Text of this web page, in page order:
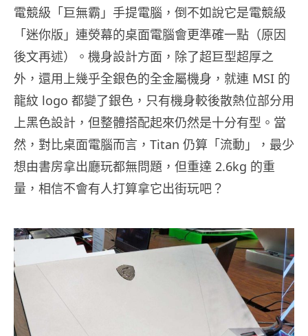
電競級「巨無霸」手提電腦，倒不如說它是電競級
「迷你版」連熒幕的桌面電腦會更準確一點（原因
後文再述）。機身設計方面，除了超巨型超厚之
外，還用上幾乎全銀色的全金屬機身，就連 MSI 的
龍紋 logo 都變了銀色，只有機身較後散熱位部分用
上黑色設計，但整體搭配起來仍然是十分有型。當
然，對比桌面電腦而言，Titan 仍算「流動」，最少
想由書房拿出廳玩都無問題，但重達 2.6kg 的重
量，相信不會有人打算拿它出街玩吧？